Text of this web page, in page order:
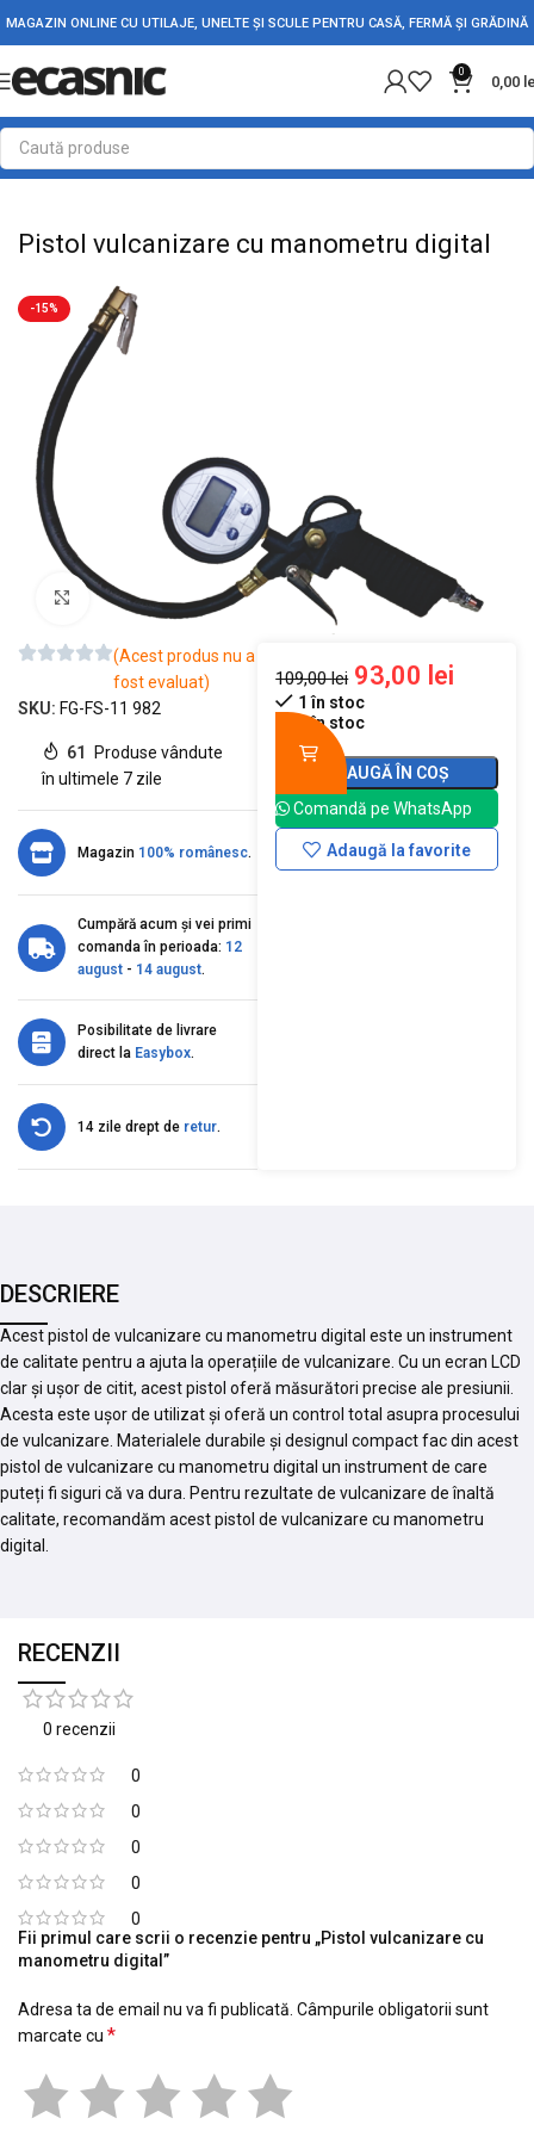
MAGAZIN ONLINE CU UTILAJE, UNELTE ȘI SCULE PENTRU CASĂ, FERMĂ ȘI GRĂDINĂ
0
0,00
Prima pagină Accesorii Auto Scule auto
Pistol vulcanizare cu manometru digital
-15%
Mărește imaginea
(Acest produs nu a
fost evaluat)
SKU: FG-FS-11 982
61
Produse vândute
în ultimele 7 zile
Magazin 100% românesc.
Cumpără acum și vei primi
comanda în perioada: 12
august - 14 august.
Posibilitate de livrare
direct la Easybox.
14 zile drept de retur.
109,00lei 93,00 lei
1 în stoc
1 în stoc
ADAUGĂ ÎN COȘ
Comandă pe WhatsApp
Adaugă la favorite
DESCRIERE
Acest pistol de vulcanizare cu manometru digital este un instrument
de calitate pentru a ajuta la operațiile de vulcanizare. Cu un ecran LCD
clar și ușor de citit, acest pistol oferă măsurători precise ale presiunii.
Acesta este ușor de utilizat și oferă un control total asupra procesului
de vulcanizare. Materialele durabile și designul compact fac din acest
pistol de vulcanizare cu manometru digital un instrument de care
puteți fi siguri că va dura. Pentru rezultate de vulcanizare de înaltă
calitate, recomandăm acest pistol de vulcanizare cu manometru
digital.
RECENZII
0 recenzii
0
0
0
0
0
Fii primul care scrii o recenzie pentru „Pistol vulcanizare cu
manometru digital”
Adresa ta de email nu va fi publicată. Câmpurile obligatorii sunt
marcate cu *